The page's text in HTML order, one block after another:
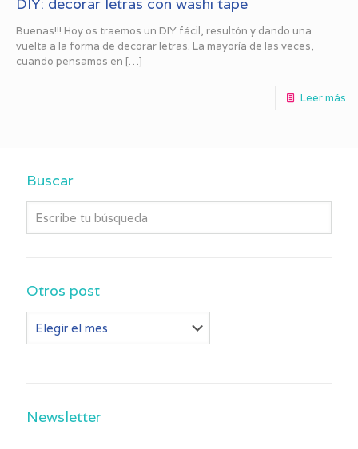
Buenas!!! Hoy os traemos un DIY fácil, resultón y dando una
vuelta a la forma de decorar letras. La mayoría de las veces,
cuando pensamos en […]
Leer más
Buscar
Otros post
post
Newsletter